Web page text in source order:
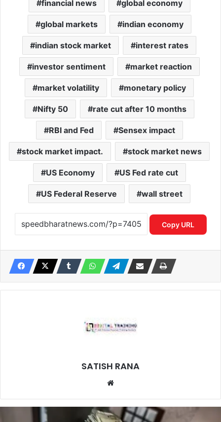
financial news global economy
global markets indian economy
indian stock market interest rates
investor sentiment market reaction
market volatility monetary policy
Nifty 50 rate cut after 10 months
RBI and Fed Sensex impact
stock market impact. stock market news
US Economy US Fed rate cut
US Federal Reserve wall street
Copy URL
SATISH RANA